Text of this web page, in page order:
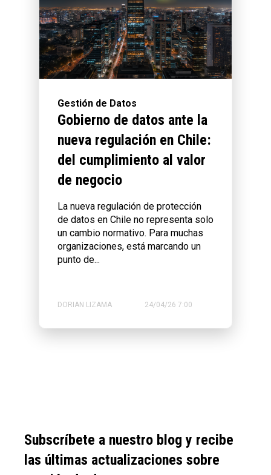
Gestión de Datos
Gobierno de datos ante la
nueva regulación en Chile:
del cumplimiento al valor
de negocio
La nueva regulación de protección
de datos en Chile no representa solo
un cambio normativo. Para muchas
organizaciones, está marcando un
punto de...
DORIAN LIZAMA 24/04/26 7:00
Subscríbete a nuestro blog y recibe
las últimas actualizaciones sobre